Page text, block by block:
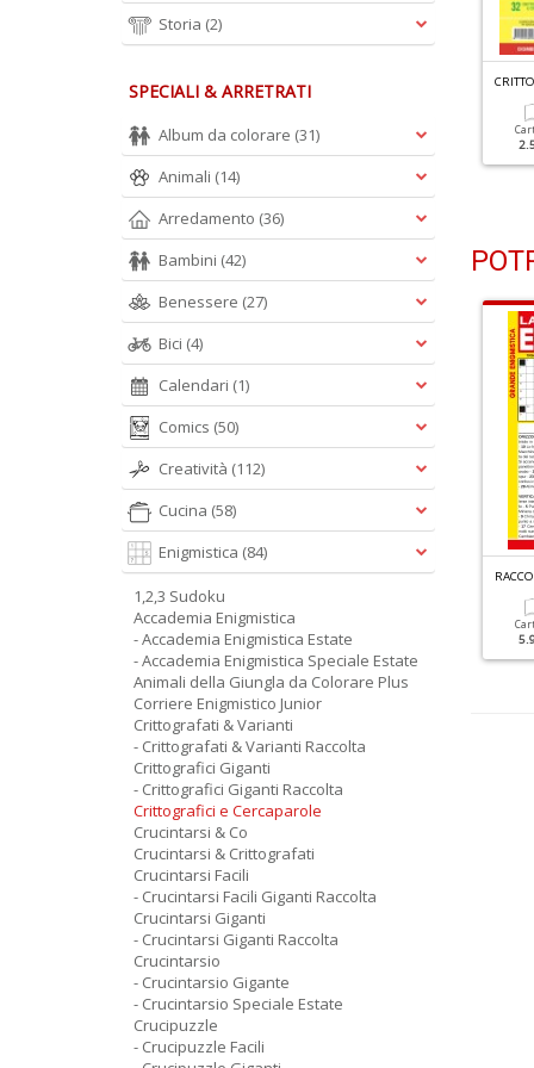
C
RITTOGRAFICI E CERCAPAROLE N.27
Digitale
1.10 €
Cartacea
2.50 €
Digitale
G
RANDI SUDOKU SPECIALE ESTATE N.1
Digitale
1.90 €
CRUCIPUZZLE GIGANTI N.42
Cartacea
2.50 €
Storia (2)
SPECIALI & ARRETRATI
Album da colorare (31)
Animali (14)
Arredamento (36)
Bambini (42)
Benessere (27)
Bici (4)
Calendari (1)
Comics (50)
Creatività (112)
Cucina (58)
Enigmistica (84)
1,2,3 Sudoku
Accademia Enigmistica
- Accademia Enigmistica Estate
- Accademia Enigmistica Speciale Estate
Animali della Giungla da Colorare Plus
Corriere Enigmistico Junior
Crittografati & Varianti
- Crittografati & Varianti Raccolta
Crittografici Giganti
- Crittografici Giganti Raccolta
Crittografici e Cercaparole
Crucintarsi & Co
Crucintarsi & Crittografati
Crucintarsi Facili
- Crucintarsi Facili Giganti Raccolta
Crucintarsi Giganti
- Crucintarsi Giganti Raccolta
Crucintarsio
- Crucintarsio Gigante
- Crucintarsio Speciale Estate
Crucipuzzle
- Crucipuzzle Facili